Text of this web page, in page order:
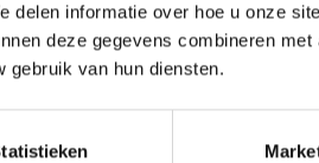
delen informatie over hoe u onze
deze gegevens combineren met
gebruik van hun diensten.
Eigenberg-Faber.